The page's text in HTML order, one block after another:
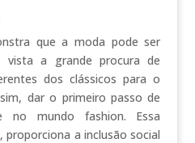
que a moda pode ser
vista a grande procura de
dos clássicos para o
dar o primeiro passo de
no mundo fashion. Essa
a inclusão social